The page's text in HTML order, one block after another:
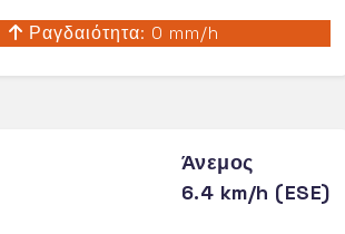
Ραγδαιότητα: 0 mm/h
Άνεμος
6.4 km/h (ESE)